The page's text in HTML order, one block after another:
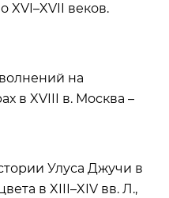
XVI–XVII веков.
на
в XVIII в. Москва –
Улуса Джучи в
в XIII–XIV вв. Л.,